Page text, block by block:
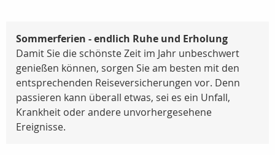
Sommerferien - endlich Ruhe und Erholung
Damit Sie die schönste Zeit im Jahr unbeschwert
genießen können, sorgen Sie am besten mit den
entsprechenden Reiseversicherungen vor. Denn
passieren kann überall etwas, sei es ein Unfall,
Krankheit oder andere unvorhergesehene
Ereignisse.